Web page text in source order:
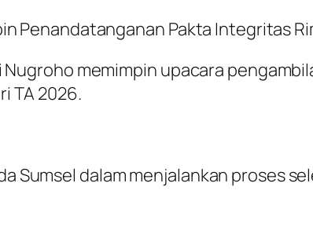
Penandatanganan Pakta Integritas
Nugroho memimpin upacara
TA 2026.
Sumsel dalam menjalankan proses